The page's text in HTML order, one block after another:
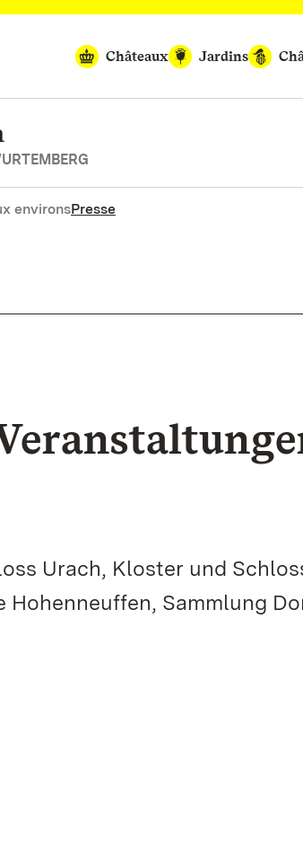
Châteaux
Jardins
environsPresse
Urach, Kloster und
Sammlung